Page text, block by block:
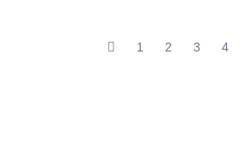
1 2 3 4